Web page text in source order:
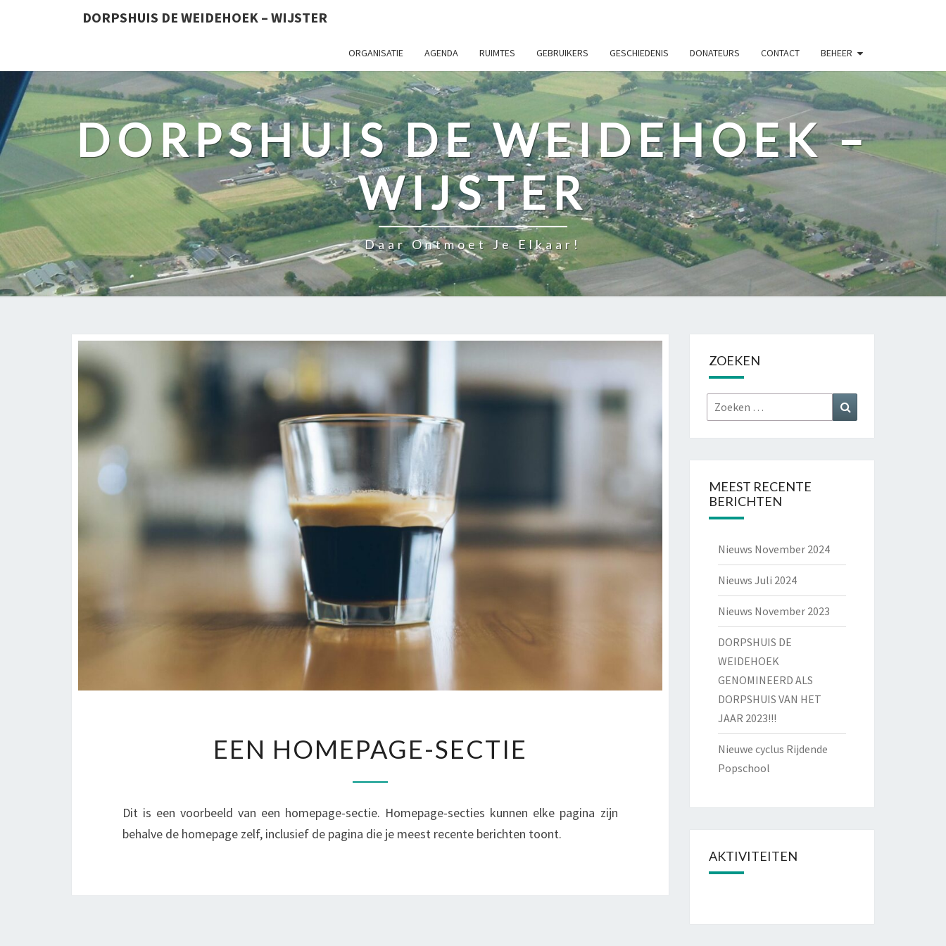
DORPSHUIS DE WEIDEHOEK – WIJSTER
ORGANISATIE AGENDA RUIMTES GEBRUIKERS GESCHIEDENIS DONATEURS CONTACT BEHEER
DORPSHUIS DE WEIDEHOEK –
WIJSTER
Daar Ontmoet Je Elkaar!
HOMEPAGE-
EEN HOMEPAGE-SECTIE
Dit is een voorbeeld van een homepage-sectie. Homepage-secties kunnen elke pagina zijn
behalve de homepage zelf, inclusief de pagina die je meest recente berichten toont.
ZOEKEN
Zoeken
naar:
MEEST RECENTE
BERICHTEN
Nieuws November 2024
Nieuws Juli 2024
Nieuws November 2023
DORPSHUIS DE
WEIDEHOEK
GENOMINEERD ALS
DORPSHUIS VAN HET
JAAR 2023!!!
Nieuwe cyclus Rijdende
Popschool
AKTIVITEITEN